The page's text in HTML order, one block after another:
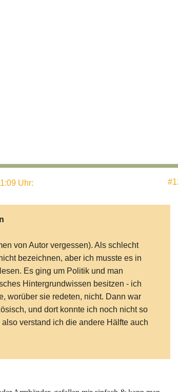
Uhr:
von Autor vergessen). Als schlecht
bezeichnen, aber ich musste es in
Es ging um Politik und man
Hintergrundwissen besitzen - ich
worüber sie redeten, nicht. Dann war
und dort konnte ich noch nicht so
verstand ich die andere Hälfte auch